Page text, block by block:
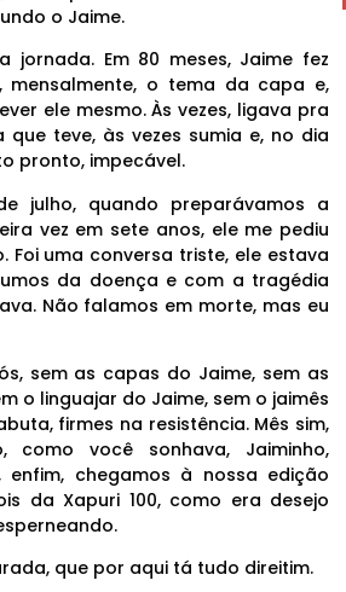
o Jaime.
jornada. Em 80 meses, Jaime fez
mensalmente, o tema da capa e,
ele mesmo. Às vezes, ligava pra
teve, às vezes sumia e, no dia
pronto, impecável.
julho, quando preparávamos a
vez em sete anos, ele me pediu
Foi uma conversa triste, ele estava
da doença e com a tragédia
Não falamos em morte, mas eu
sem as capas do Jaime, sem as
o linguajar do Jaime, sem o jaimês
firmes na resistência. Mês sim,
como você sonhava, Jaiminho,
chegamos à nossa edição
da Xapuri 100, como era desejo
que por aqui tá tudo direitim.